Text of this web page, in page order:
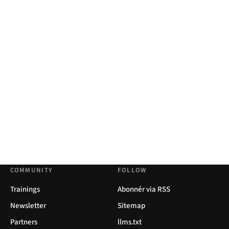
COMMUNITY
Trainings
Newsletter
Partners
FOLLOW
Abonnér via RSS
Sitemap
llms.txt